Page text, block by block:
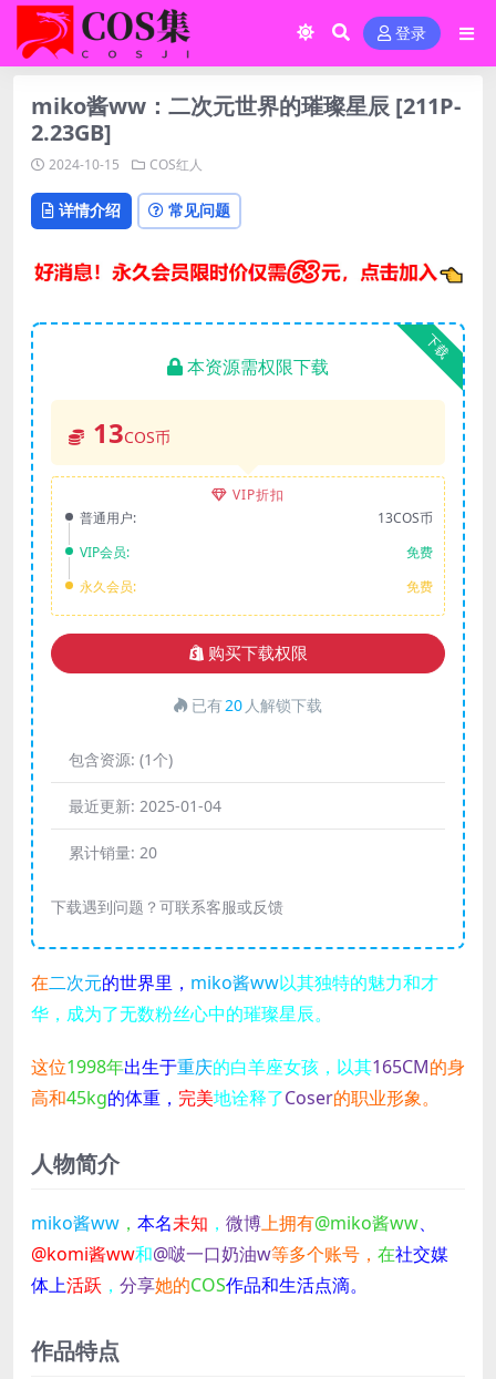
登录
miko酱ww：二次元世界的璀璨星辰 [211P-
2.23GB]
2024-10-15 COS红人
详情介绍 常见问题
下载
本资源需权限下载
13COS币
VIP折扣
普通用户:
13COS币
VIP会员:
免费
永久会员:
免费
购买下载权限
已有20 人解锁下载
包含资源: (1个)
最近更新: 2025-01-04
累计销量: 20
下载遇到问题？可联系客服或反馈
在二次元的世界里， miko酱ww以其独特的魅力和才
华，成为了无数粉丝心中的璀璨星辰。
这位1998年出生于重庆的白羊座女孩，以其165CM的身
高和45kg的体重， 完美地诠释了Coser的职业形象。
人物简介
miko酱ww ， 本名未知 ， 微博上拥有@miko酱ww、
@komi酱ww和@啵一口奶油w等多个账号， 在社交媒
体上活跃 ， 分享她的COS作品和生活点滴。
作品特点